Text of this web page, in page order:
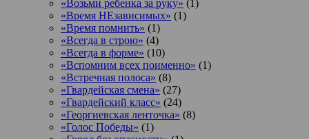
«Возьми ребенка за руку» (1)
«Время НЕзависимых» (1)
«Время помнить» (1)
«Всегда в строю» (4)
«Всегда в форме» (10)
«Вспомним всех поименно» (1)
«Встречная полоса» (8)
«Гвардейская смена» (27)
«Гвардейский класс» (24)
«Георгиевская ленточка» (8)
«Голос Победы» (1)